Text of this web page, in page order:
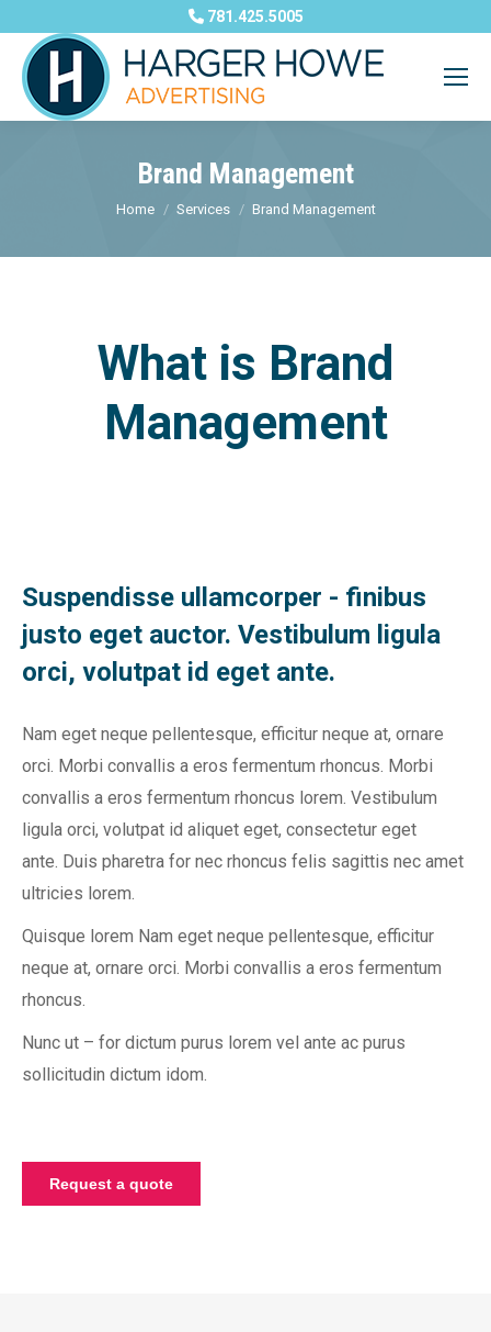
781.425.5005
Brand Management
You are here:
Home Services Brand Management
What is Brand
Management
Suspendisse ullamcorper - finibus
justo eget auctor. Vestibulum ligula
orci, volutpat id eget ante.
Nam eget neque pellentesque, efficitur neque at, ornare
orci. Morbi convallis a eros fermentum rhoncus. Morbi
convallis a eros fermentum rhoncus lorem. Vestibulum
ligula orci, volutpat id aliquet eget, consectetur eget
ante. Duis pharetra for nec rhoncus felis sagittis nec amet
ultricies lorem.
Quisque lorem Nam eget neque pellentesque, efficitur
neque at, ornare orci. Morbi convallis a eros fermentum
rhoncus.
Nunc ut – for dictum purus lorem vel ante ac purus
sollicitudin dictum idom.
Request a quote